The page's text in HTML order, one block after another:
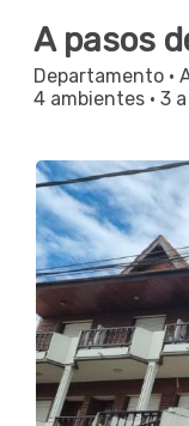
A pasos
Departamento ·
4 ambientes · 3